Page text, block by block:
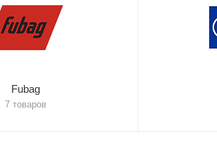
Fubag
7 товаров